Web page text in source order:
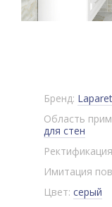
Бренд: Laparet
Область
для стен
Имитация
Цвет: серый